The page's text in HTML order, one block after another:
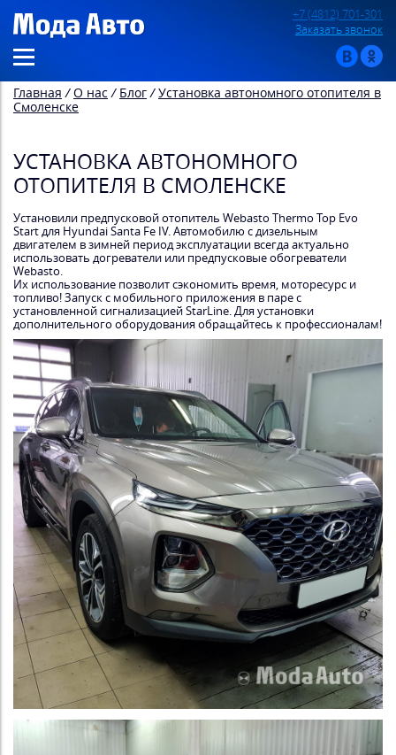
+7 (4812) 701-301
Заказать звонок
Главная / О нас / Блог / Установка автономного отопителя в
Смоленске
УСТАНОВКА АВТОНОМНОГО
ОТОПИТЕЛЯ В СМОЛЕНСКЕ
Установили предпусковой отопитель Webasto Thermo Top Evo
Start для Hyundai Santa Fe IV. Автомобилю с дизельным
двигателем в зимней период эксплуатации всегда актуально
использовать догреватели или предпусковые обогреватели
Webasto.
Их использование позволит сэкономить время, моторесурс и
топливо! Запуск с мобильного приложения в паре с
установленной сигнализацией StarLine. Для установки
дополнительного оборудования обращайтесь к профессионалам!